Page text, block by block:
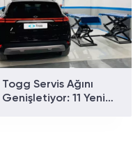
Togg Servis Ağını
Genişletiyor: 11 Yeni